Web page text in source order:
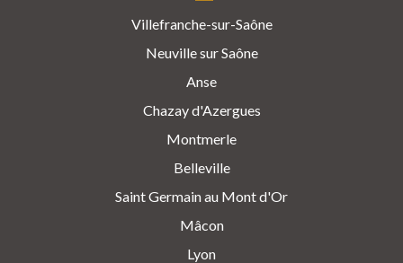
Villefranche-sur-Saône
Neuville sur Saône
Anse
Chazay d'Azergues
Montmerle
Belleville
Saint Germain au Mont d'Or
Mâcon
Lyon